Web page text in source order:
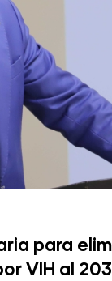
para
VIH al